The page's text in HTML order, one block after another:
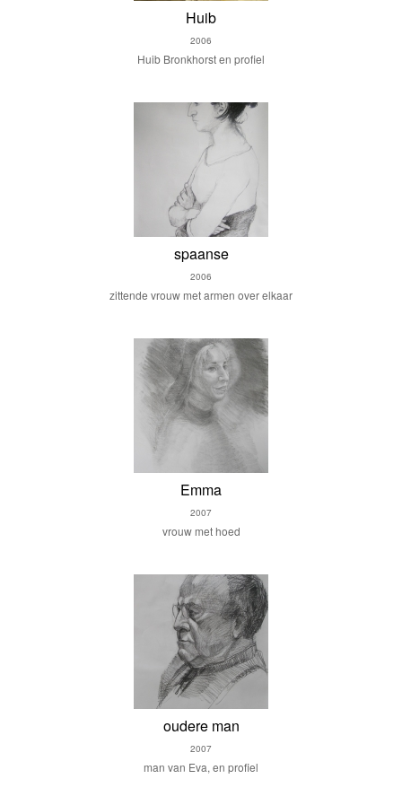
Huib
2006
Huib Bronkhorst en profiel
spaanse
2006
zittende vrouw met armen over elkaar
Emma
2007
vrouw met hoed
oudere man
2007
man van Eva, en profiel